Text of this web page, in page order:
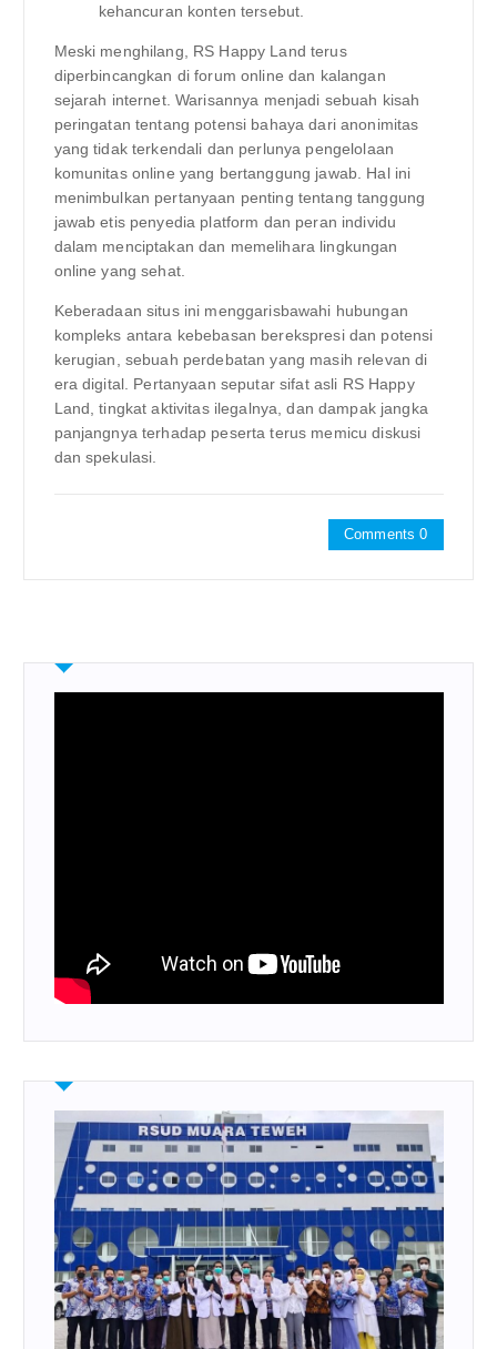
kehancuran konten tersebut.
Meski menghilang, RS Happy Land terus
diperbincangkan di forum online dan kalangan
sejarah internet. Warisannya menjadi sebuah kisah
peringatan tentang potensi bahaya dari anonimitas
yang tidak terkendali dan perlunya pengelolaan
komunitas online yang bertanggung jawab. Hal ini
menimbulkan pertanyaan penting tentang tanggung
jawab etis penyedia platform dan peran individu
dalam menciptakan dan memelihara lingkungan
online yang sehat.
Keberadaan situs ini menggarisbawahi hubungan
kompleks antara kebebasan berekspresi dan potensi
kerugian, sebuah perdebatan yang masih relevan di
era digital. Pertanyaan seputar sifat asli RS Happy
Land, tingkat aktivitas ilegalnya, dan dampak jangka
panjangnya terhadap peserta terus memicu diskusi
dan spekulasi.
Comments 0